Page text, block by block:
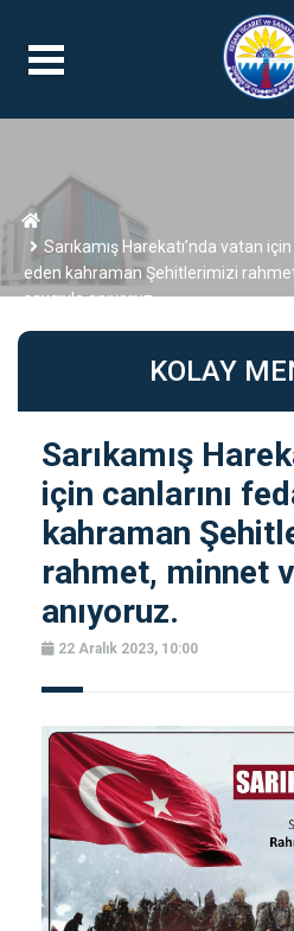
Sarıkamış Harekatı’nda vatan
eden kahraman Şehitlerimizi
saygıyla anıyoruz.
KOLAY
Sarıkamış
için canlarını
kahraman
rahmet, minnet
anıyoruz.
22 Aralık 2023, 10:00